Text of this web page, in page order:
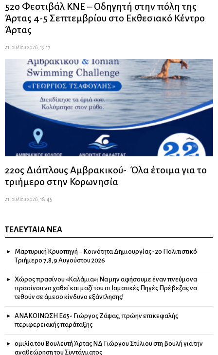
52ο Φεστιβάλ ΚΝΕ – Οδηγητή στην πόλη της
Άρτας 4-5 Σεπτεμβρίου στο Εκθεσιακό Κέντρο
Άρτας
21 Ιουλίου 2026, 19:17
22ος Διάπλους Αμβρακικού- Όλα έτοιμα για το
τριήμερο στην Κορωνησία
21 Ιουλίου 2026, 18:45
ΤΕΛΕΥΤΑΊΑ ΝΈΑ
Μαρτυρική Κρυοπηγή – Κοινότητα Δημιουργίας- 2ο Πολιτιστικό
Τριήμερο 7,8,9 Αυγούστου 2026
Χώρος πρασίνου «Καλάμια»: Να μην αφήσουμε έναν πνεύμονα
πρασίνου να χαθεί και μαζί του οι Ιαματικές Πηγές Πρέβεζας να
τεθούν σε άμεσο κίνδυνο εξάντλησης!
ΑΝΑΚΟΙΝΩΣΗ Ε65- Γιώργος Ζάψας, πρώην επικεφαλής
περιφερειακής παράταξης
ομιλία του Βουλευτή Άρτας ΝΔ Γιώργου Στύλιου στη βουλή για την
αναθεώρηση του Συντάγματος